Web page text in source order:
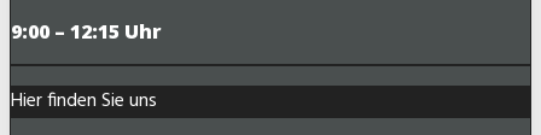
9:00 – 12:15 Uhr
Hier finden Sie uns